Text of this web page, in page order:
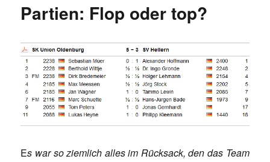
Partien: Flop oder top?
Es war so ziemlich alles im Rücksack, den das Team